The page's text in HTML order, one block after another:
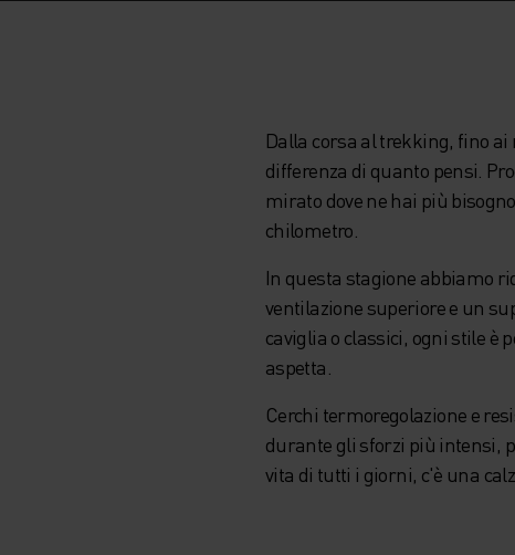
Dalla corsa al trekking, fino
differenza di quanto pensi.
mirato dove ne hai più
chilometro.
In questa stagione abbiamo
ventilazione superiore e un
caviglia o classici, ogni stile è
aspetta.
Cerchi termoregolazione e
durante gli sforzi più intensi,
vita di tutti i giorni, c'è una